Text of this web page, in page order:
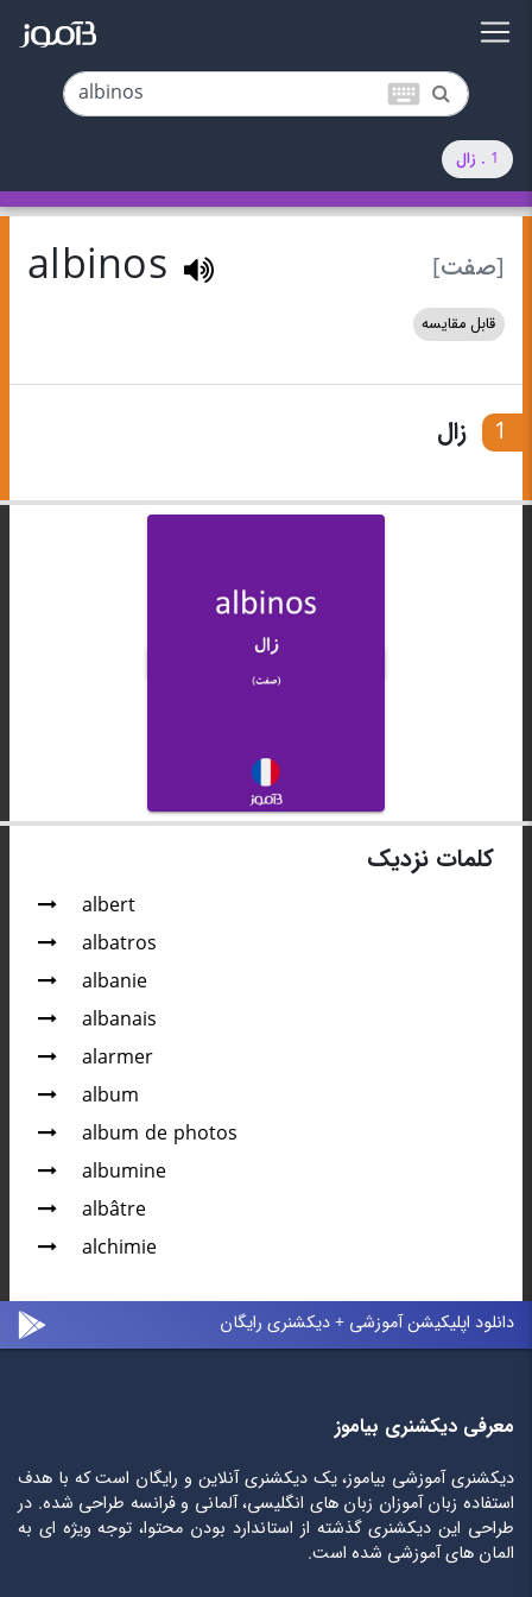
keyboard
1 . زال
[صفت] albinos
قابل مقایسه
1 زال
کلمات نزدیک
albert
albatros
albanie
albanais
alarmer
album
album de photos
albumine
albâtre
alchimie
دانلود اپلیکیشن آموزشی + دیکشنری رایگان
معرفی دیکشنری بیاموز
دیکشنری آموزشی بیاموز، یک دیکشنری آنلاین و رایگان است که با هدف
استفاده زبان آموزان زبان های انگلیسی، آلمانی و فرانسه طراحی شده. در
طراحی این دیکشنری گذشته از استاندارد بودن محتوا، توجه ویژه ای به
المان های آموزشی شده است.